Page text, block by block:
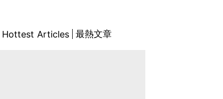
Hottest Articles 最熱文章